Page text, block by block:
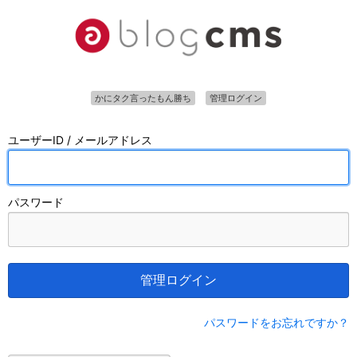
かにタク言ったもん勝ち 管理ログイン
ユーザーID / メールアドレス
パスワード
管理ログイン
パスワードをお忘れですか？